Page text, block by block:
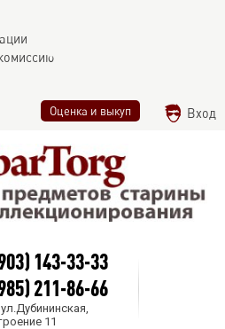
Оценка и выкуп Вход
143-33-33
211-86-66
11